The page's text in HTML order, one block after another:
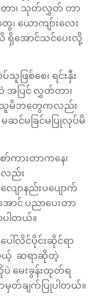
းတာ၊ သုတ်လွှတ် တာ
၊ ယောကျာ်းလေး
ရှိအောင်သင်ပေးလို့
သူဖြစ်စေ၊ ရင်းနှီး
အပြင် လွှတ်တာ၊
သူမိဘတွေကလည်း
င်မခြင်မပြုလုပ်မိ
ကားတာကနေ၊
လည်း
ာနည်းပပျောက်
ာင် ပညာပေးတာ
ါတယ်။
ေါ်လိင်ပိုင်းဆိုင်ရာ
မယ့် ဆရာဆိုတဲ့
မေးခွန်းထုတ်ရ
တ်ချက်ပြုပါတယ်။